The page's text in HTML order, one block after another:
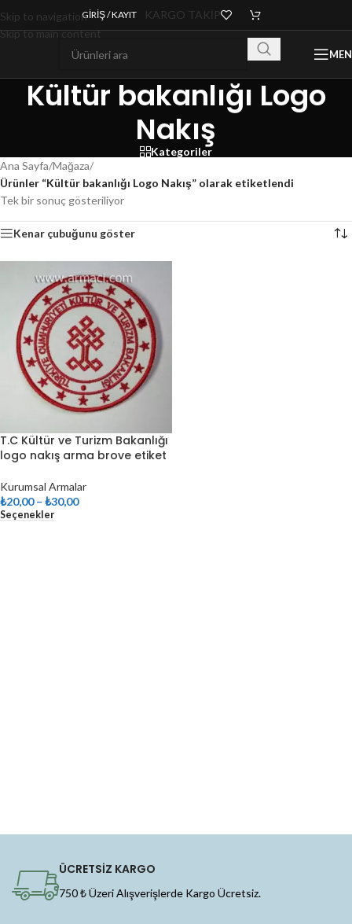
Skip to navigation
Skip to main content
GIRIŞ / KAYIT KARGO TAKİP
Kültür bakanlığı Logo
Nakış
Kategoriler
Ana Sayfa/Mağaza/
Ürünler “Kültür bakanlığı Logo Nakış” olarak etiketlendi
Tek bir sonuç gösteriliyor
Kenar çubuğunu göster
T.C Kültür ve Turizm Bakanlığı
logo nakış arma brove etiket
Kurumsal Armalar
₺20,00 – ₺30,00
Seçenekler
ÜCRETSİZ KARGO
750 ₺ Üzeri Alışverişlerde Kargo Ücretsiz.